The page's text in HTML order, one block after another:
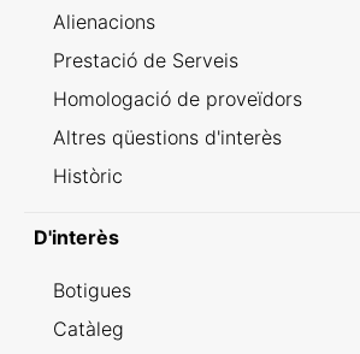
Alienacions
Prestació de Serveis
Homologació de proveïdors
Altres qüestions d'interès
Històric
D'interès
Botigues
Catàleg